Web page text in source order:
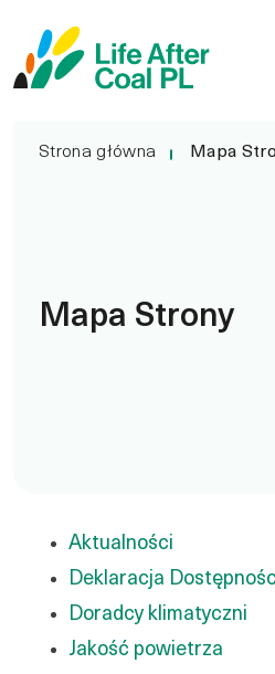
treści
Mapa Strony
Strona główna Mapa
Mapa Strony
Aktualności
Deklaracja
Doradcy klimatyczni
Jakość powietrza